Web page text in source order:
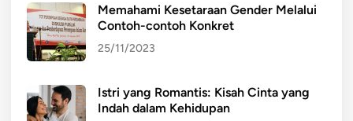
Memahami Kesetaraan Gender Melalui
Contoh-contoh Konkret
25/11/2023
Istri yang Romantis: Kisah Cinta yang
Indah dalam Kehidupan